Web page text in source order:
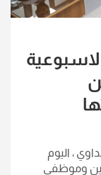
، اليوم
وموظفي